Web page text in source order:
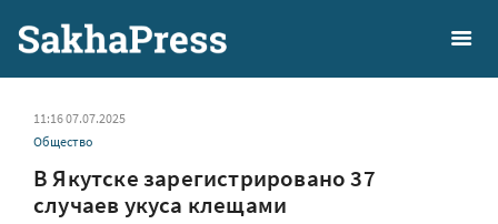
11:16 07.07.2025
Общество
В Якутске зарегистрировано 37
случаев укуса клещами